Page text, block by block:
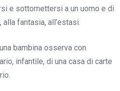
e sottomettersi a un uomo e di
fantasia, all’estasi.
bambina osserva con
infantile, di una casa di carte